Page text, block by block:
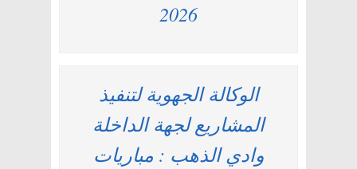
2026
الوكالة الجهوية لتنفيذ
المشاريع لجهة الداخلة
وادي الذهب : مباريات